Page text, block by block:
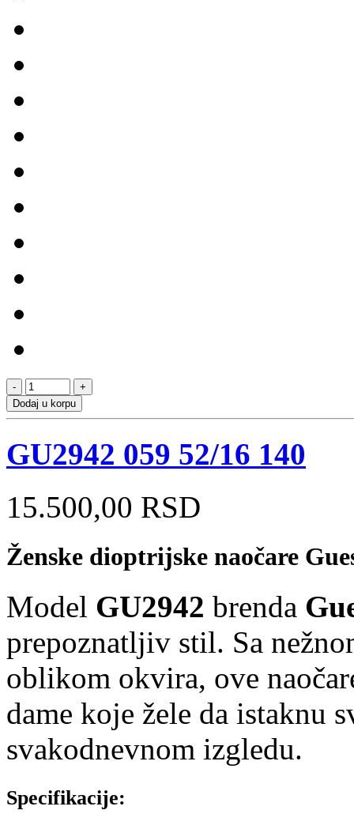
Dodaj u korpu
GU2942 059 52/16 140
15.500,00 RSD
Ženske dioptrijske naočare
Model GU2942 brenda
prepoznatljiv stil. Sa
oblikom okvira, ove
dame koje žele da istaknu
svakodnevnom izgledu.
Specifikacije: